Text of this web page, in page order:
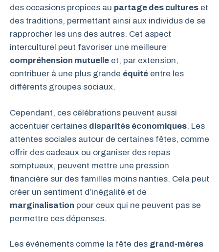
des occasions propices au partage des cultures et
des traditions, permettant ainsi aux individus de se
rapprocher les uns des autres. Cet aspect
interculturel peut favoriser une meilleure
compréhension mutuelle et, par extension,
contribuer à une plus grande équité entre les
différents groupes sociaux.
Cependant, ces célébrations peuvent aussi
accentuer certaines disparités économiques. Les
attentes sociales autour de certaines fêtes, comme
offrir des cadeaux ou organiser des repas
somptueux, peuvent mettre une pression
financière sur des familles moins nanties. Cela peut
créer un sentiment d’inégalité et de
marginalisation pour ceux qui ne peuvent pas se
permettre ces dépenses.
Les événements comme la fête des grand-mères